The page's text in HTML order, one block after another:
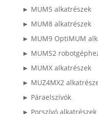
► MUM5 alkatrészek
► MUM8 alkatrészek
► MUM9 OptiMUM
► MUMS2
► MUMX alkatrészek
► MUZ4MX2
► Páraelszívók
► Porszívó alkatrészek